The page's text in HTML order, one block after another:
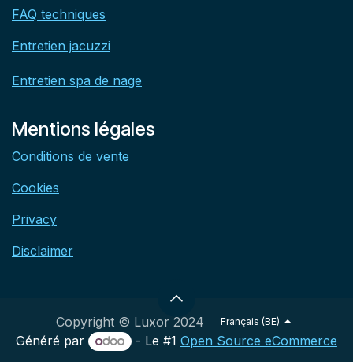
FAQ techniques
Entretien jacuzzi
Entretien spa de nage
Mentions légales
Conditions de vente
Cookies
Privacy
Disclaimer
Copyright © Luxor 2024 Français (BE)
Généré par - Le #1 Open Source eCommerce